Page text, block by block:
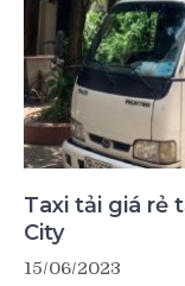
Taxi tải giá rẻ
City
15/06/2023